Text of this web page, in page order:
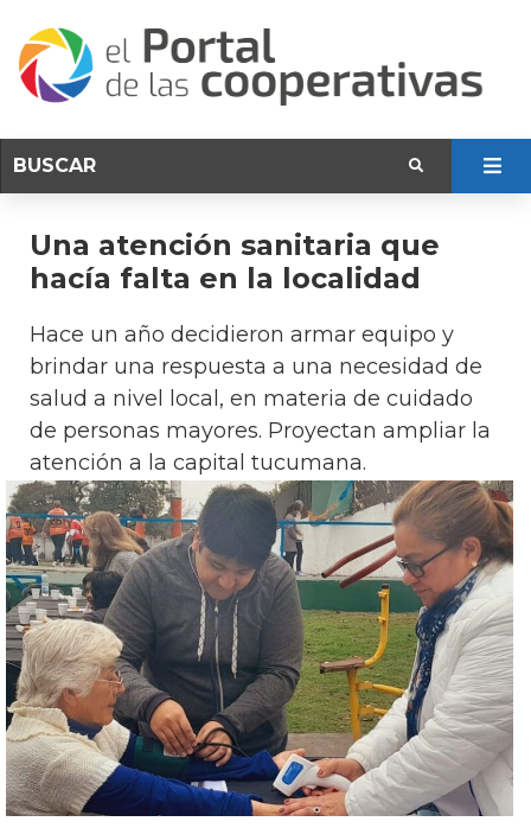
Una atención sanitaria que
hacía falta en la localidad
Hace un año decidieron armar equipo y
brindar una respuesta a una necesidad de
salud a nivel local, en materia de cuidado
de personas mayores. Proyectan ampliar la
atención a la capital tucumana.